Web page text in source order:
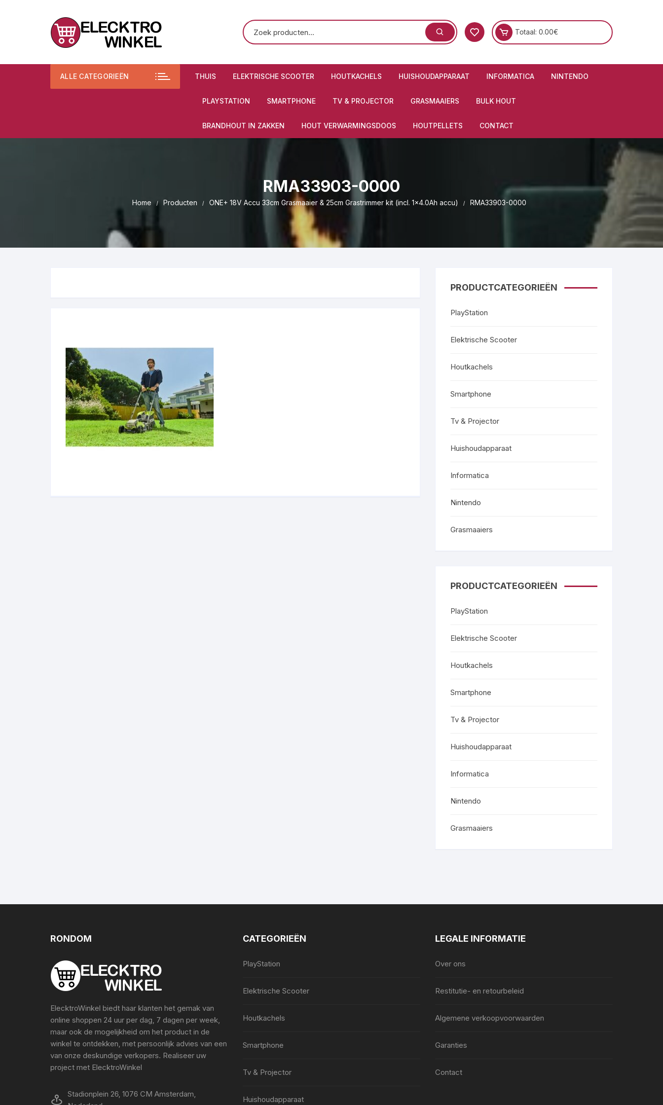
Totaal: 0.00€
ALLE CATEGORIEËN THUIS ELEKTRISCHE SCOOTER HOUTKACHELS HUISHOUDAPPARAAT INFORMATICA NINTENDO
PLAYSTATION SMARTPHONE TV & PROJECTOR GRASMAAIERS BULK HOUT
BRANDHOUT IN ZAKKEN HOUT VERWARMINGSDOOS HOUTPELLETS CONTACT
RMA33903-0000
Home Producten ONE+ 18V Accu 33cm Grasmaaier & 25cm Grastrimmer kit (incl. 1×4.0Ah accu) RMA33903-0000
PRODUCTCATEGORIEËN
PlayStation
Elektrische Scooter
Houtkachels
Smartphone
Tv & Projector
Huishoudapparaat
Informatica
Nintendo
Grasmaaiers
PRODUCTCATEGORIEËN
PlayStation
Elektrische Scooter
Houtkachels
Smartphone
Tv & Projector
Huishoudapparaat
Informatica
Nintendo
Grasmaaiers
RONDOM
ElecktroWinkel biedt haar klanten het gemak van
online shoppen 24 uur per dag, 7 dagen per week,
maar ook de mogelijkheid om het product in de
winkel te ontdekken, met persoonlijk advies van een
van onze deskundige verkopers. Realiseer uw
project met ElecktroWinkel
Stadionplein 26, 1076 CM Amsterdam,
CATEGORIEËN
PlayStation
Elektrische Scooter
Houtkachels
Smartphone
Tv & Projector
Huishoudapparaat
LEGALE INFORMATIE
Over ons
Restitutie- en retourbeleid
Algemene verkoopvoorwaarden
Garanties
Contact